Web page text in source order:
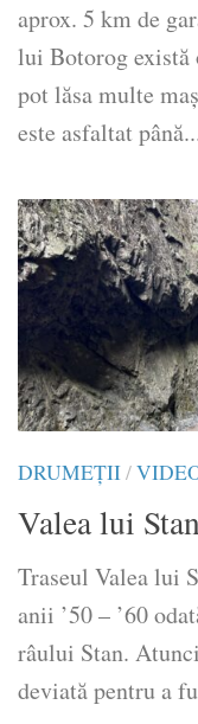
aprox. 5 km de
lui Botorog există
pot lăsa multe
este asfaltat
DRUMEŢII/
Valea lui
Traseul Valea lui
anii ’50 – ’60
râului Stan.
deviată pentru a